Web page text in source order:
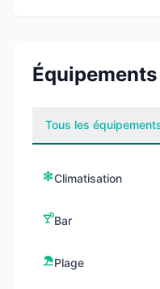
Tous les
Climatisation
Bar
Plage